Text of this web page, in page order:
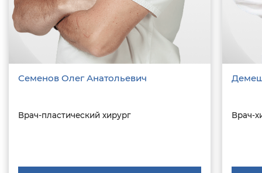
Семенов Олег Анатольевич
Врач-пластический хирург Врач-